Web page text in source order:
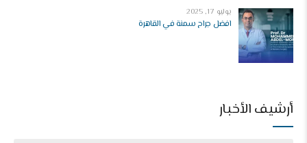
يوليو 17, 2025
افضل جراح سمنة في القاهرة
أرشيف الأخبار